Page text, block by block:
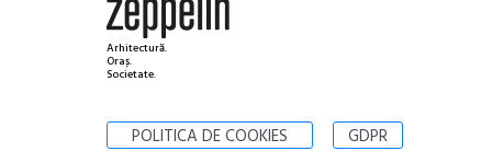
Arhitectură.
Oraș.
Societate.
POLITICA DE COOKIES GDPR